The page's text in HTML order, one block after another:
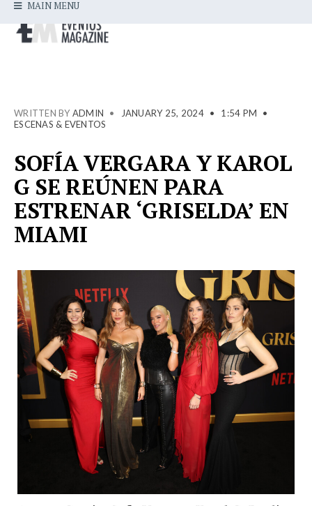
MAIN MENU
WRITTEN BY ADMIN • JANUARY 25, 2024 • 1:54 PM
•
ESCENAS & EVENTOS
SOFÍA VERGARA Y KAROL
G SE REÚNEN PARA
ESTRENAR ‘GRISELDA’ EN
MIAMI